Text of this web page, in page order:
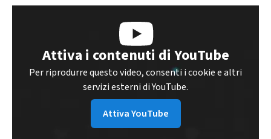
Attiva i contenuti di YouTube
Per riprodurre questo video, consenti i cookie e altri
servizi esterni di YouTube.
Attiva YouTube